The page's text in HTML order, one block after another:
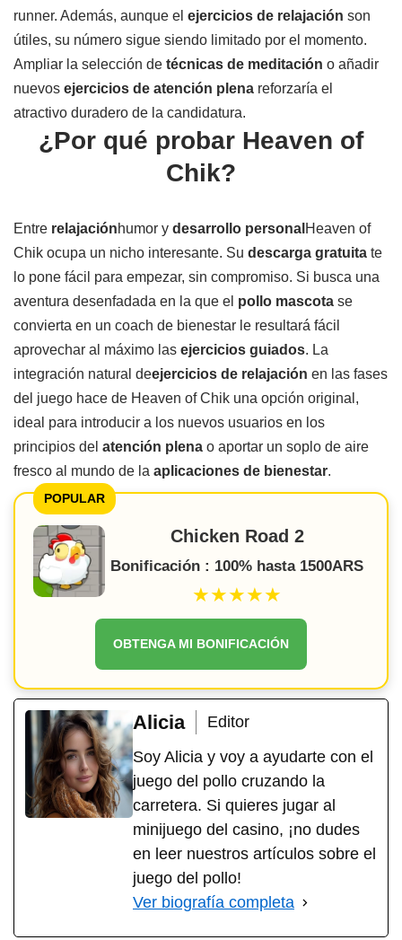
runner. Además, aunque el ejercicios de relajación son
útiles, su número sigue siendo limitado por el momento.
Ampliar la selección de técnicas de meditación o añadir
nuevos ejercicios de atención plena reforzaría el
atractivo duradero de la candidatura.
¿Por qué probar Heaven of
Chik?
Entre relajaciónhumor y desarrollo personal Heaven of
Chik ocupa un nicho interesante. Su descarga gratuita te
lo pone fácil para empezar, sin compromiso. Si busca una
aventura desenfadada en la que el pollo mascota se
convierta en un coach de bienestar le resultará fácil
aprovechar al máximo las ejercicios guiados. La
integración natural deejercicios de relajación en las fases
del juego hace de Heaven of Chik una opción original,
ideal para introducir a los nuevos usuarios en los
principios del atención plena o aportar un soplo de aire
fresco al mundo de la aplicaciones de bienestar.
POPULAR
Chicken Road 2
Bonificación : 100% hasta 1500ARS
★★★★★
OBTENGA MI BONIFICACIÓN
Alicia
Editor
Soy Alicia y voy a ayudarte con el
juego del pollo cruzando la
carretera. Si quieres jugar al
minijuego del casino, ¡no dudes
en leer nuestros artículos sobre el
juego del pollo!
Ver biografía completa